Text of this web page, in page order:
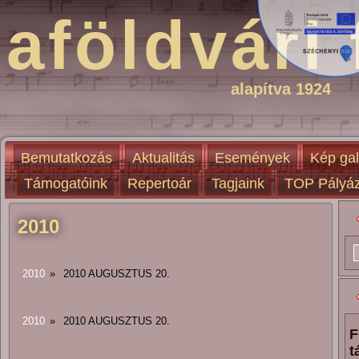
alapítva 1924
Bemutatkozás Aktualitás Események
Kép
Támogatóink
Repertoár Tagjaink TOP
2010
2010 » 2010 AUGUSZTUS 20.
2010 » 2010 AUGUSZTUS 20.